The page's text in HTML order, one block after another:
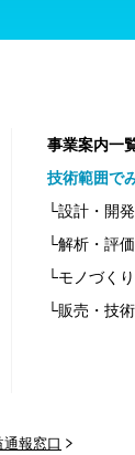
事業案内一
技術範囲で
└設計・開発
└解析・評
└モノづくり
└販売・技
通報窓口